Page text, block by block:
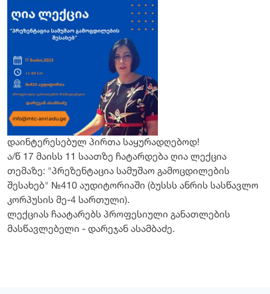
დაინტერესებულ პირთა საყურადღებოდ!
ა/წ 17 მაისს 11 საათზე ჩატარდება ღია ლექცია
თემაზე: "პრეზენტაცია სამუშაო გამოცდილების
შესახებ" №410 აუდიტორიაში (ბუსსს ანრის სასწავლო
კორპუსის მე-4 სართული).
ლექციას ჩაატარებს პროფესიული განათლების
მასწავლებელი - დარეჯან ასამბაძე.